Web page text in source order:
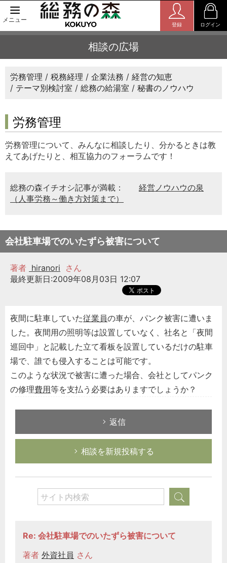
メニュー
登録 ログイン
相談の広場
労務管理 税務経理 企業法務
経営の知恵
テーマ別検討室
総務の給湯室 秘書のノウハウ
労務管理
労務管理について、みんなに相談したり、分かるときは教
えてあげたりと、相互協力のフォーラムです！
総務の森イチオシ記事が満載：
経営ノウハウの泉
（人事労務～働き方対策まで）
会社駐車場でのいたずら被害について
著者 hiranori
さん
最終更新日:2009年08月03日 12:07
夜間に駐車していた従業員の車が、パンク被害に遭いま
した。夜間用の照明等は設置していなく、社名と「夜間
巡回中」と記載した立て看板を設置しているだけの駐車
場で、誰でも侵入することは可能です。
このような状況で被害に遭った場合、会社としてパンク
の修理費用等を支払う必要はありますでしょうか？
返信
相談を新規投稿する
Re: 会社駐車場でのいたずら被害について
著者 外資社員 さん